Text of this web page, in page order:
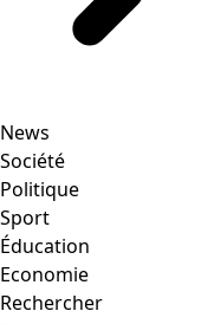
News
Société
Politique
Sport
Éducation
Economie
Rechercher